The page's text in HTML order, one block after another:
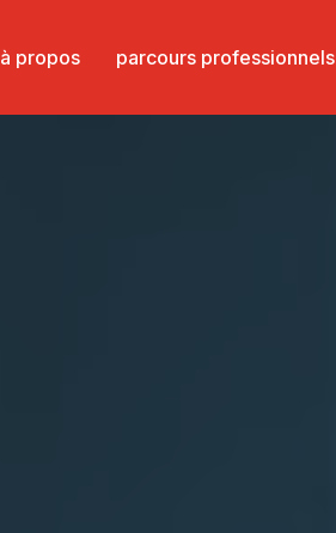
à propos parcours professionnels